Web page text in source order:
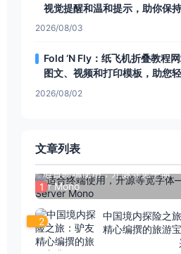
视觉提醒和温和提示，助你保
提升注意力
2026/08/03
Fold ‘N Fly：纸飞机折叠教程
图文、视频和打印模板，助您
各类纸飞机
2026/08/02
文章列表
1
适合终端使用，开源等宽字体
er Mono
2
中国境内探险之
精心编撰的旅游